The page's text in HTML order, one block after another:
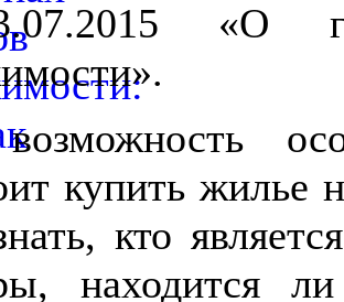
«О
купить
кто
находится